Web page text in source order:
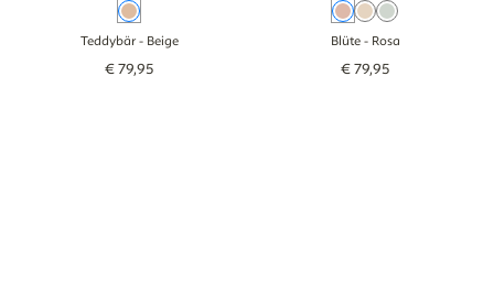
Beige
Teddybär- Beige
€79,95
RosaBeigeGrün
Blüte- Rosa
€79,95